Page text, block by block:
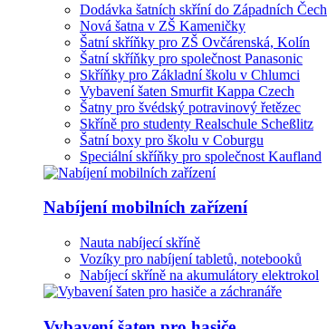
Dodávka šatních skříní do Západních Čech
Nová šatna v ZŠ Kameničky
Šatní skříňky pro ZŠ Ovčárenská, Kolín
Šatní skříňky pro společnost Panasonic
Skříňky pro Základní školu v Chlumci
Vybavení šaten Smurfit Kappa Czech
Šatny pro švédský potravinový řetězec
Skříně pro studenty Realschule Scheßlitz
Šatní boxy pro školu v Coburgu
Speciální skříňky pro společnost Kaufland
Nabíjení mobilních zařízení
Nauta nabíjecí skříně
Vozíky pro nabíjení tabletů, notebooků
Nabíjecí skříně na akumulátory elektrokol